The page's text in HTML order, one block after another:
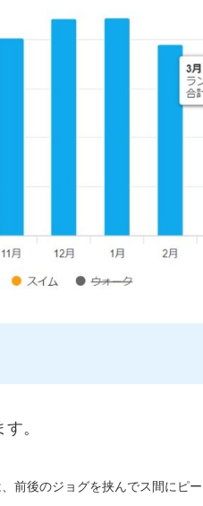
。
前後のジョグを挟んでス間にピ